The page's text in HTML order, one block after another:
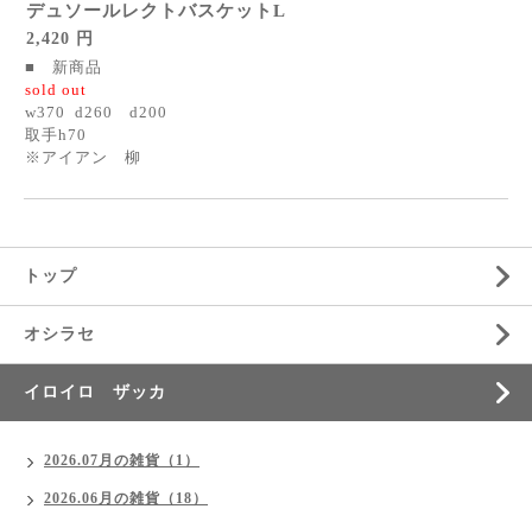
デュソールレクトバスケットL
2,420 円
■ 新商品
sold out
w370 d260 d200
取手h70
※アイアン 柳
トップ
オシラセ
イロイロ ザッカ
2026.07月の雑貨（1）
2026.06月の雑貨（18）